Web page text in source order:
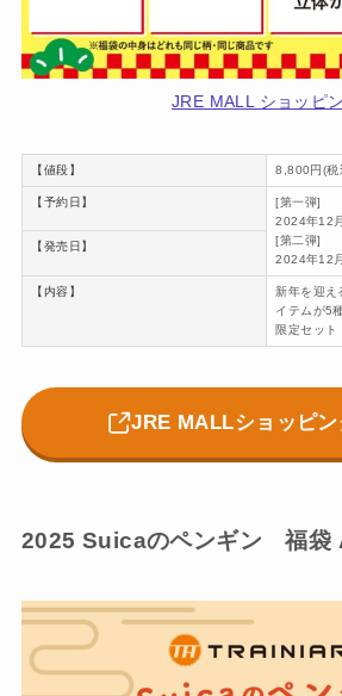
JRE MALL ショッピ
【値段】 8,800円(税
【予約日】
[第一弾]
2024年12
[第二弾]
2024年12
【発売日】
【内容】
新年を迎え
イテムが5
限定セット
JRE MALLショッピン
2025 Suicaのペンギン 福袋